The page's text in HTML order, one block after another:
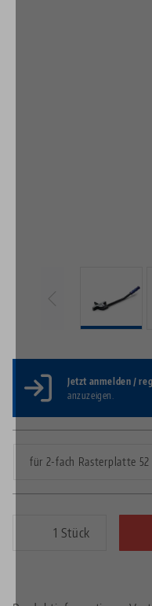
Jetzt anmelden /
anzuzeigen.
für 2-fach Rasterplatte 52
Stück